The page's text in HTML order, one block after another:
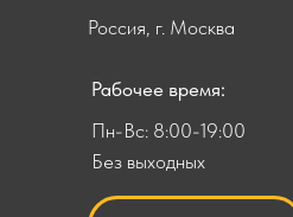
Рабочее время:
Пн-Вс: 8:00-19:00
Без выходных
Россия, г. Москва